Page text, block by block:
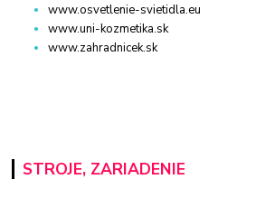
www.osvetlenie-svietidla.eu
www.uni-kozmetika.sk
www.zahradnicek.sk
STROJE, ZARIADENIE